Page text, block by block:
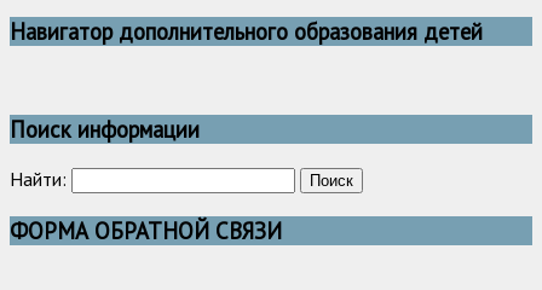
Навигатор дополнительного образования детей
Поиск информации
Найти:
ФОРМА ОБРАТНОЙ СВЯЗИ